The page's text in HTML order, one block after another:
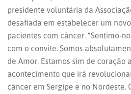
presidente voluntária da
desafiada em estabelecer um
pacientes com câncer. “Sentimo-
com o convite. Somos
de Amor. Estamos sim de coração
acontecimento que irá
câncer em Sergipe e no Nordeste.